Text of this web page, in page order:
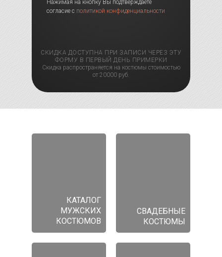
СКИДКА ДОСТУПНА ПРИ ЗАПИСИ ЧЕРЕЗ ЭТУ
ФОРМУ В ПЕРВЫЙ ДЕНЬ ПРИМЕРКИ
Скидка распространяется на костюмы стоимостью
от 20000 руб.
Нажимая на кнопку Вы подтверждаете
согласие с политикой конфиденциальности
КАТАЛОГ
МУЖСКИХ
КОСТЮМОВ
СВАДЕБНЫЕ
КОСТЮМЫ